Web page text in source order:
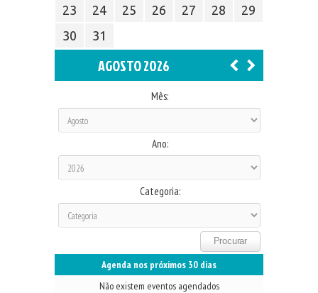
23
24 25 26 27 28
29
30
31
AGOSTO 2026
Mês:
Ano:
Categoria:
Agenda nos próximos 30 dias
Não existem eventos agendados